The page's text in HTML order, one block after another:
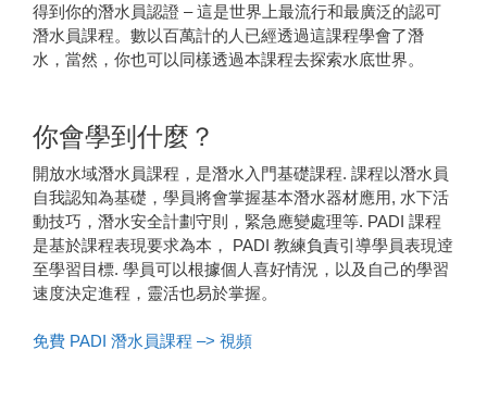
得到你的潛水員認證 – 這是世界上最流行和最廣泛的認可
潛水員課程。數以百萬計的人已經透過這課程學會了潛
水，當然，你也可以同樣透過本課程去探索水底世界。
你會學到什麼？
開放水域潛水員課程，是潛水入門基礎課程. 課程以潛水員
自我認知為基礎，學員將會掌握基本潛水器材應用, 水下活
動技巧，潛水安全計劃守則，緊急應變處理等. PADI 課程
是基於課程表現要求為本， PADI 教練負責引導學員表現逹
至學習目標. 學員可以根據個人喜好情況，以及自己的學習
速度決定進程，靈活也易於掌握。
免費 PADI 潛水員課程 –> 視頻